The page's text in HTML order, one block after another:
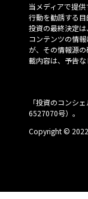
当メディアで提
行動を勧誘する
投資の最終決定
コンテンツの情
が、その情報源
載内容は、予告な
「投資のコンシ
6527070号）。
Copyright © 2022